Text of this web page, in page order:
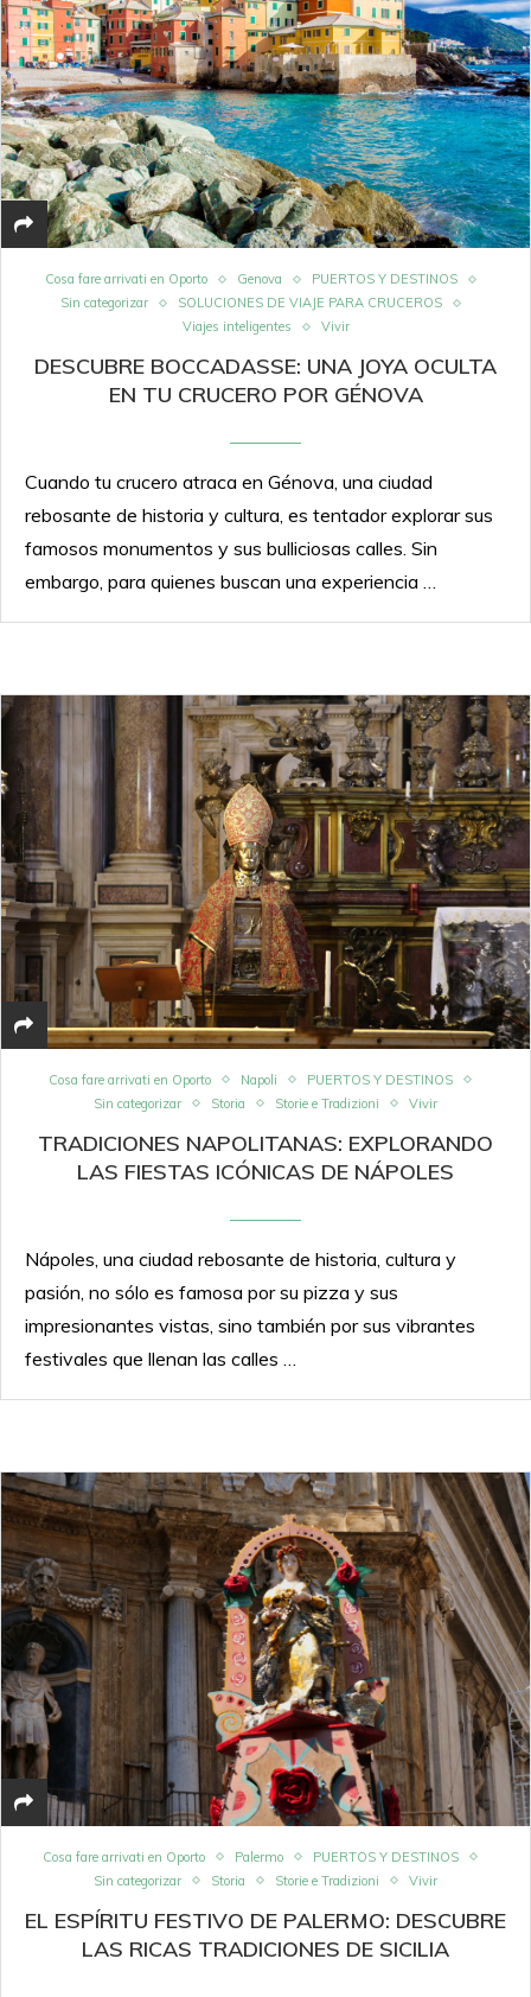
Cosa fare arrivati en Oporto Genova
PUERTOS Y DESTINOS
Sin categorizar
SOLUCIONES DE VIAJE PARA CRUCEROS
Viajes inteligentes
Vivir
DESCUBRE BOCCADASSE: UNA JOYA OCULTA
EN TU CRUCERO POR GÉNOVA
Cuando tu crucero atraca en Génova, una ciudad
rebosante de historia y cultura, es tentador explorar sus
famosos monumentos y sus bulliciosas calles. Sin
embargo, para quienes buscan una experiencia …
Cosa fare arrivati en Oporto Napoli
PUERTOS Y DESTINOS
Sin categorizar
Storia Storie e Tradizioni Vivir
TRADICIONES NAPOLITANAS: EXPLORANDO
LAS FIESTAS ICÓNICAS DE NÁPOLES
Nápoles, una ciudad rebosante de historia, cultura y
pasión, no sólo es famosa por su pizza y sus
impresionantes vistas, sino también por sus vibrantes
festivales que llenan las calles …
Cosa fare arrivati en Oporto Palermo
PUERTOS Y DESTINOS
Sin categorizar
Storia Storie e Tradizioni Vivir
EL ESPÍRITU FESTIVO DE PALERMO: DESCUBRE
LAS RICAS TRADICIONES DE SICILIA